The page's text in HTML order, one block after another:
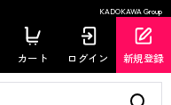
KADOKAWA Group
カート ログイン 新規登録